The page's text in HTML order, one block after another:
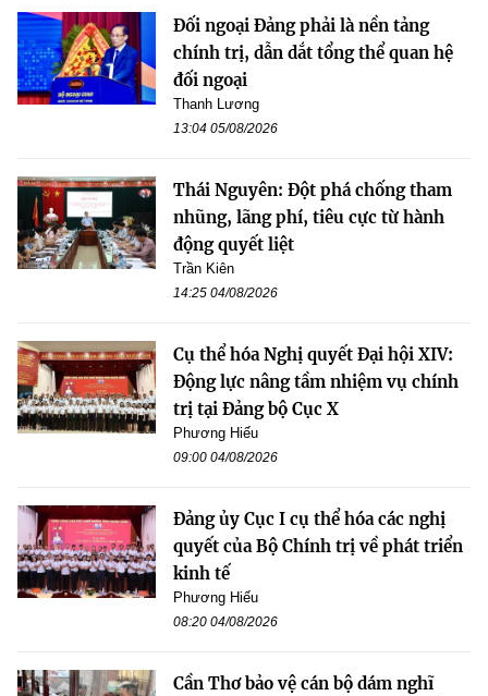
Đối ngoại Đảng phải là nền tảng
chính trị, dẫn dắt tổng thể quan hệ
đối ngoại
Thanh Lương
13:04 05/08/2026
Thái Nguyên: Đột phá chống tham
nhũng, lãng phí, tiêu cực từ hành
động quyết liệt
Trần Kiên
14:25 04/08/2026
Cụ thể hóa Nghị quyết Đại hội XIV:
Động lực nâng tầm nhiệm vụ chính
trị tại Đảng bộ Cục X
Phương Hiếu
09:00 04/08/2026
Đảng ủy Cục I cụ thể hóa các nghị
quyết của Bộ Chính trị về phát triển
kinh tế
Phương Hiếu
08:20 04/08/2026
Cần Thơ bảo vệ cán bộ dám nghĩ